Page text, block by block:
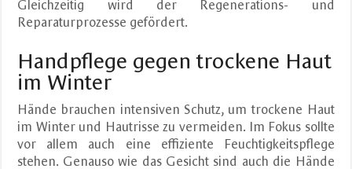
Gleichzeitig wird der Regenerations- und
Reparaturprozesse gefördert.
Handpflege gegen trockene Haut
im Winter
Hände brauchen intensiven Schutz, um trockene Haut
im Winter und Hautrisse zu vermeiden. Im Fokus sollte
vor allem auch eine effiziente Feuchtigkeitspflege
stehen. Genauso wie das Gesicht sind auch die Hände